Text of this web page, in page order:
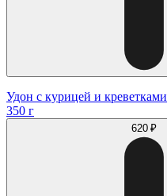
Удон с курицей и креветками
350 г
620 ₽